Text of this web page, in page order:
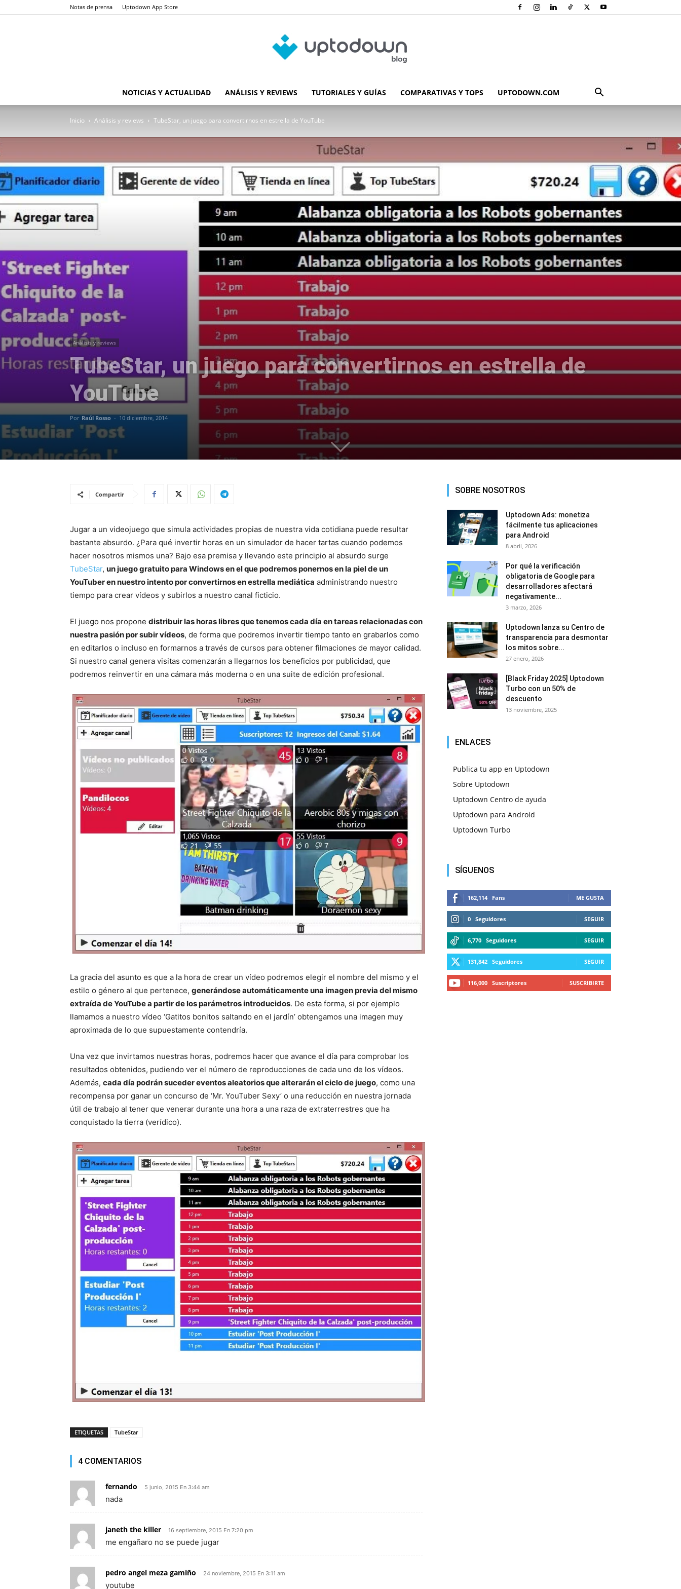
Notas de prensa Uptodown App Store
Blog
de
Uptodown
NOTICIAS Y ACTUALIDAD ANÁLISIS Y REVIEWS TUTORIALES Y GUÍAS COMPARATIVAS Y TOPS UPTODOWN.COM
Inicio Análisis y reviews TubeStar, un juego para convertirnos en estrella de YouTube
Análisis y reviews
TubeStar, un juego para convertirnos en estrella de
YouTube
Por Raúl Rosso - 10 diciembre, 2014
Compartir
Jugar a un videojuego que simula actividades propias de nuestra vida cotidiana puede resultar
bastante absurdo. ¿Para qué invertir horas en un simulador de hacer tartas cuando podemos
hacer nosotros mismos una? Bajo esa premisa y llevando este principio al absurdo surge
TubeStar, un juego gratuito para Windows en el que podremos ponernos en la piel de un
YouTuber en nuestro intento por convertirnos en estrella mediática administrando nuestro
tiempo para crear vídeos y subirlos a nuestro canal ficticio.
El juego nos propone distribuir las horas libres que tenemos cada día en tareas relacionadas con
nuestra pasión por subir vídeos, de forma que podremos invertir tiempo tanto en grabarlos como
en editarlos o incluso en formarnos a través de cursos para obtener filmaciones de mayor calidad.
Si nuestro canal genera visitas comenzarán a llegarnos los beneficios por publicidad, que
podremos reinvertir en una cámara más moderna o en una suite de edición profesional.
La gracia del asunto es que a la hora de crear un vídeo podremos elegir el nombre del mismo y el
estilo o género al que pertenece, generándose automáticamente una imagen previa del mismo
extraída de YouTube a partir de los parámetros introducidos. De esta forma, si por ejemplo
llamamos a nuestro vídeo ‘Gatitos bonitos saltando en el jardín’ obtengamos una imagen muy
aproximada de lo que supuestamente contendría.
Una vez que invirtamos nuestras horas, podremos hacer que avance el día para comprobar los
resultados obtenidos, pudiendo ver el número de reproducciones de cada uno de los vídeos.
Además, cada día podrán suceder eventos aleatorios que alterarán el ciclo de juego, como una
recompensa por ganar un concurso de ‘Mr. YouTuber Sexy’ o una reducción en nuestra jornada
útil de trabajo al tener que venerar durante una hora a una raza de extraterrestres que ha
conquistado la tierra (verídico).
ETIQUETAS TubeStar
4 COMENTARIOS
fernando 5 junio, 2015 En 3:44 am
nada
janeth the killer 16 septiembre, 2015 En 7:20 pm
me engañaro no se puede jugar
pedro angel meza gamiño 24 noviembre, 2015 En 3:11 am
youtube
SOBRE NOSOTROS
Uptodown Ads: monetiza
fácilmente tus aplicaciones
para Android
8 abril, 2026
Por qué la verificación
obligatoria de Google para
desarrolladores afectará
negativamente...
3 marzo, 2026
Uptodown lanza su Centro de
transparencia para desmontar
los mitos sobre...
27 enero, 2026
[Black Friday 2025] Uptodown
Turbo con un 50% de
descuento
13 noviembre, 2025
ENLACES
Publica tu app en Uptodown
Sobre Uptodown
Uptodown Centro de ayuda
Uptodown para Android
Uptodown Turbo
SÍGUENOS
162,114 Fans ME GUSTA
0 Seguidores SEGUIR
6,770 Seguidores SEGUIR
131,842 Seguidores SEGUIR
116,000 Suscriptores SUSCRIBIRTE